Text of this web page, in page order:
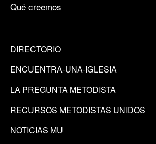
Qué creemos
DIRECTORIO
ENCUENTRA-UNA-IGLESIA
LA PREGUNTA METODISTA
RECURSOS METODISTAS UNIDOS
NOTICIAS MU